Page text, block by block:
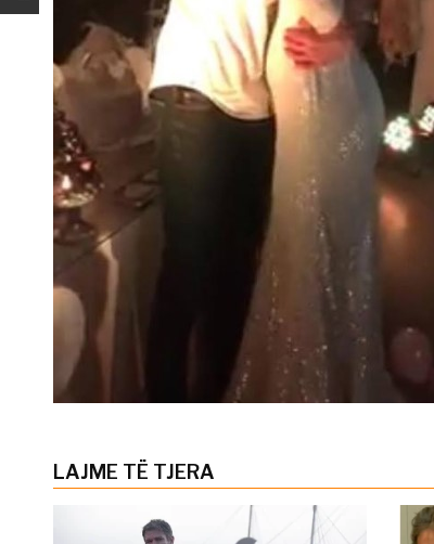
LAJME TË TJERA